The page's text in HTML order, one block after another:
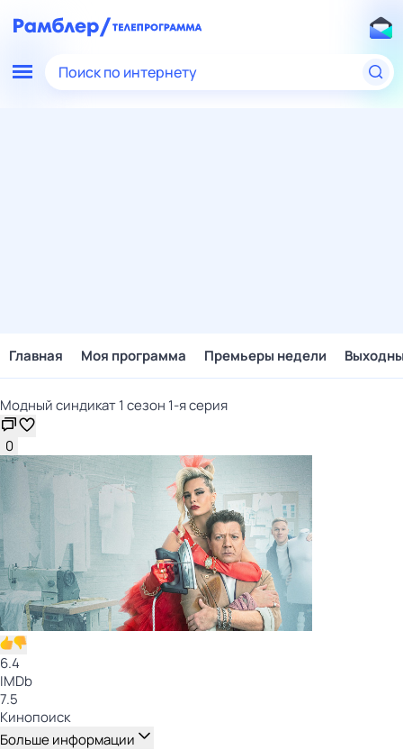
Поиск по интернету
Главная Моя программа Премьеры недели
Модный синдикат 1 сезон 1-я серия
0
6.4
IMDb
7.5
Кинопоиск
Больше информации